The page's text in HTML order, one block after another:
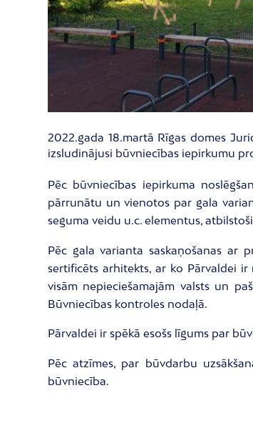
2022.gada 18.martā Rīgas domes
izsludinājusi būvniecības iepirkumu
Pēc būvniecības iepirkuma
pārrunātu un vienotos par gala
seguma veidu u.c. elementus,
Pēc gala varianta saskaņošanas ar
sertificēts arhitekts, ar ko Pārvaldei
visām nepieciešamajām valsts un
Būvniecības kontroles nodaļā.
Pārvaldei ir spēkā esošs līgums par
Pēc atzīmes, par būvdarbu
būvniecība.